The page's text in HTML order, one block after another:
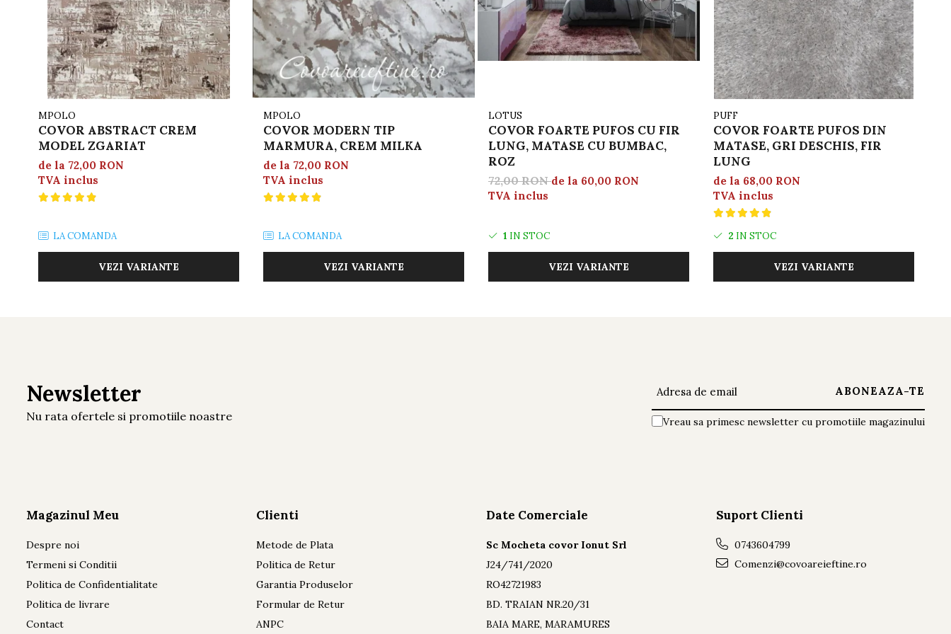
MPOLO
COVOR ABSTRACT CREM
MODEL ZGARIAT
de la 72,00 RON
TVA inclus
LA COMANDA
VEZI VARIANTE
MPOLO
COVOR MODERN TIP
MARMURA, CREM MILKA
de la 72,00 RON
TVA inclus
LA COMANDA
VEZI VARIANTE
LOTUS
COVOR FOARTE PUFOS CU FIR
LUNG, MATASE CU BUMBAC,
ROZ
72,00 RONde la 60,00 RON
TVA inclus
1 IN STOC
VEZI VARIANTE
PUFF
COVOR FOARTE PUFOS DIN
MATASE, GRI DESCHIS, FIR
LUNG
de la 68,00 RON
TVA inclus
2 IN STOC
VEZI VARIANTE
Newsletter
Nu rata ofertele si promotiile noastre Vreau sa primesc newsletter cu promotiile magazinului
Magazinul Meu
Despre noi
Termeni si Conditii
Politica de Confidentialitate
Politica de livrare
Contact
Clienti
Metode de Plata
Politica de Retur
Garantia Produselor
Formular de Retur
ANPC
Date Comerciale
Sc Mocheta covor Ionut Srl
J24/741/2020
RO42721983
BD. TRAIAN NR.20/31
BAIA MARE, MARAMURES
Suport Clienti
0743604799
Comenzi@covoareieftine.ro